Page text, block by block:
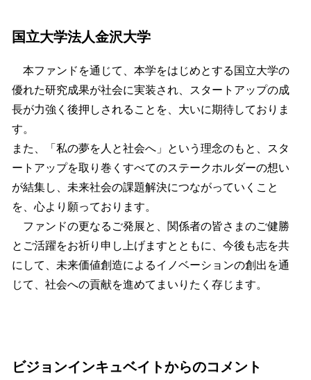
国立大学法人金沢大学
本ファンドを通じて、本学をはじめとする国立大学の
優れた研究成果が社会に実装され、スタートアップの成
長が力強く後押しされることを、大いに期待しておりま
す。
また、「私の夢を人と社会へ」という理念のもと、スタ
ートアップを取り巻くすべてのステークホルダーの想い
が結集し、未来社会の課題解決につながっていくこと
を、心より願っております。
ファンドの更なるご発展と、関係者の皆さまのご健勝
とご活躍をお祈り申し上げますとともに、今後も志を共
にして、未来価値創造によるイノベーションの創出を通
じて、社会への貢献を進めてまいりたく存じます。
ビジョンインキュベイトからのコメント